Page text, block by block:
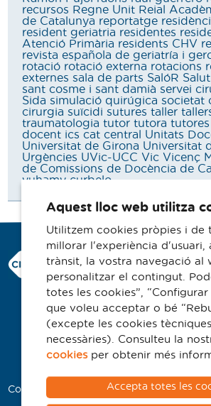
recursos Regne Unit Reial
de Catalunya reportatge
resident geriatria residentes
Atenció Primària residents CHV
revista española de geriatría i
rotació rotació externa rotacions
externes sala de parts SalóR
sant cosme i sant damià servei
Sida simulació quirúgica societat
cirurgia suïcidi sutures taller
traumatologia tutor tutora tutores
docent ics cat central Unitats
Universitat de Girona Universitat
Urgències UVic-UCC Vic Vicenç
de Comissions de Docència de
yuhamy curbelo
Consorci Hospitalari
Carrer Francesc Pla
08500 Vic
Telèfon 93 702 77 16
Contacte
Avís legal
Politica de cookies
Col·laboradors
Aquest lloc web utilitza
Utilitzem cookies pròpies i de
millorar l'experiència d'usuari,
trànsit, la vostra navegació al
personalitzar el contingut.
totes les cookies”, “Configurar
que voleu acceptar o bé
(excepte les cookies
necessàries). Consulteu la
cookiesper obtenir més
Accepta totes les